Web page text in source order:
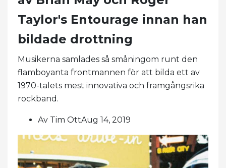
Taylor's Entourage innan han
bildade drottning
Musikerna samlades så småningom runt den
flamboyanta frontmannen för att bilda ett av
1970-talets mest innovativa och framgångsrika
rockband.
Av Tim OttAug 14, 2019